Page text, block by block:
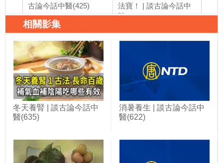
古論今話中醫(425)
法寶！ | 談古論今話中
醫(426)
話
相關影集
冬天養腎 | 談古論今話中
醫(635)
消暑養生 | 談古論今話中
醫(622)